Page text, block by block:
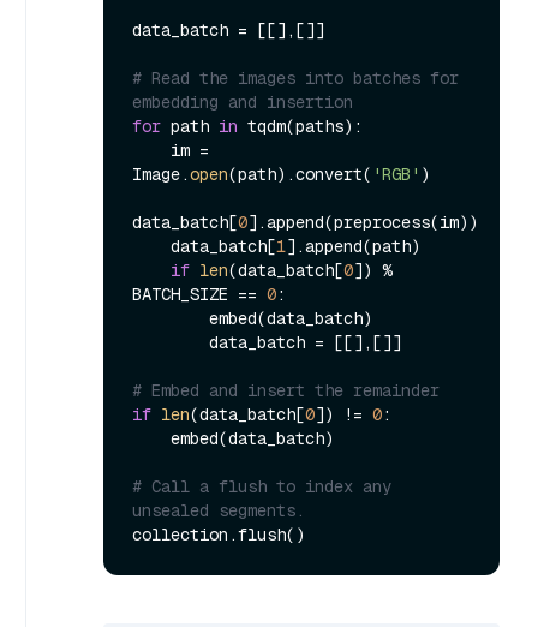
data_batch = [[],[]]
# Read the images into batches for
embedding and insertion
for path in tqdm(paths):
Image.open(path).convert( 'RGB' )
data_batch[0].append(preprocess(im))
    data_batch[
1].append(path)
if len(data_batch[0]) %
BATCH_SIZE == 0:
# Embed and insert the remainder
if len(data_batch[0]) != 0:
# Call a flush to index any
unsealed segments.